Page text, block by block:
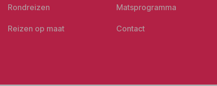
Rondreizen
Reizen op maat
Matsprogramma
Contact